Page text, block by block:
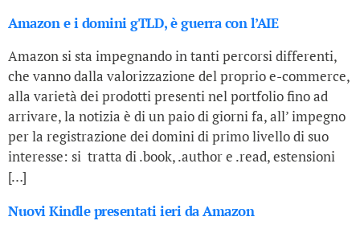
Amazon e i domini gTLD, è guerra con l’AIE
Amazon si sta impegnando in tanti percorsi differenti,
che vanno dalla valorizzazione del proprio e-commerce,
alla varietà dei prodotti presenti nel portfolio fino ad
arrivare, la notizia è di un paio di giorni fa, all’ impegno
per la registrazione dei domini di primo livello di suo
interesse: si tratta di .book, .author e .read, estensioni
[…]
Nuovi Kindle presentati ieri da Amazon